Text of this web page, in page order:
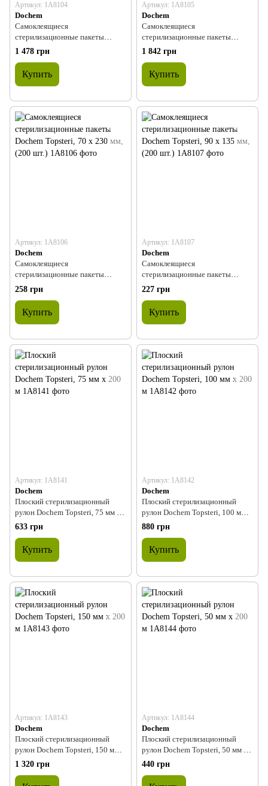
Артикул: 1A8104
Dochem
Самоклеящиеся
стерилизационные пакеты
Dochem Topsteri, 250 x 370 мм,
(200 шт.)
1 478 грн
Купить
Артикул: 1A8105
Dochem
Самоклеящиеся
стерилизационные пакеты
Dochem Topsteri, 305 x 380 мм,
(200 шт.)
1 842 грн
Купить
Артикул: 1A8106
Dochem
Самоклеящиеся
стерилизационные пакеты
Dochem Topsteri, 70 x 230 мм,
(200 шт.)
258 грн
Купить
Артикул: 1A8107
Dochem
Самоклеящиеся
стерилизационные пакеты
Dochem Topsteri, 90 x 135 мм,
(200 шт.)
227 грн
Купить
Артикул: 1A8141
Dochem
Плоский стерилизационный
рулон Dochem Topsteri, 75 мм x
200 м
633 грн
Купить
Артикул: 1A8142
Dochem
Плоский стерилизационный
рулон Dochem Topsteri, 100 мм x
200 м
880 грн
Купить
Артикул: 1A8143
Dochem
Плоский стерилизационный
рулон Dochem Topsteri, 150 мм x
200 м
1 320 грн
Артикул: 1A8144
Dochem
Плоский стерилизационный
рулон Dochem Topsteri, 50 мм x
200 м
440 грн